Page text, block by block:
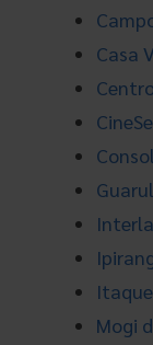
Casa
Mogi